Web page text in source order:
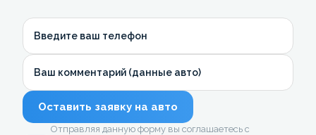
Введите ваш телефон
Ваш комментарий (данные авто)
Оставить заявку на авто
Отправляя данную форму вы соглашаетесь с